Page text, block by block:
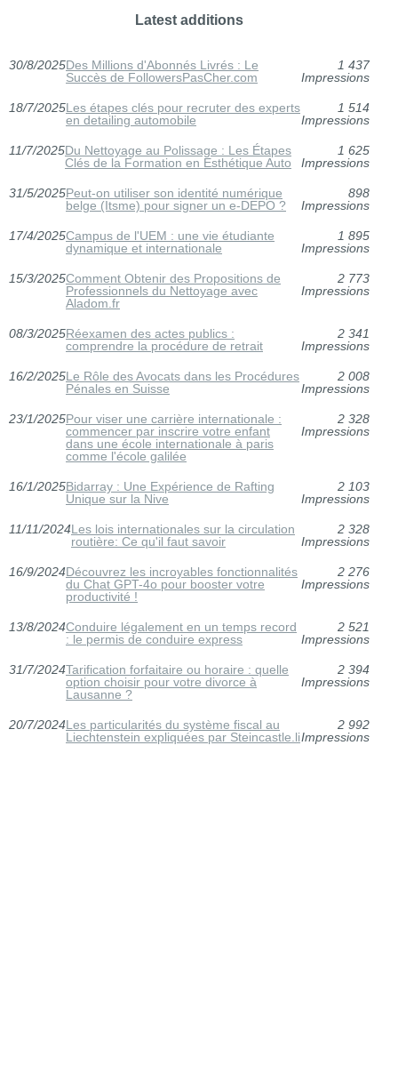
Latest additions
30/8/2025Des Millions d'Abonnés Livrés : Le
Succès de FollowersPasCher.com
1 437
Impressions
18/7/2025Les étapes clés pour recruter des experts
en detailing automobile
1 514
Impressions
11/7/2025Du Nettoyage au Polissage : Les Étapes
Clés de la Formation en Esthétique Auto
1 625
Impressions
31/5/2025Peut-on utiliser son identité numérique
belge (Itsme) pour signer un e-DEPO ?
898
Impressions
17/4/2025Campus de l'UEM : une vie étudiante
dynamique et internationale
1 895
Impressions
15/3/2025Comment Obtenir des Propositions de
Professionnels du Nettoyage avec
Aladom.fr
2 773
Impressions
08/3/2025Réexamen des actes publics :
comprendre la procédure de retrait
2 341
Impressions
16/2/2025Le Rôle des Avocats dans les Procédures
Pénales en Suisse
2 008
Impressions
23/1/2025Pour viser une carrière internationale :
commencer par inscrire votre enfant
dans une école internationale à paris
comme l'école galilée
2 328
Impressions
16/1/2025Bidarray : Une Expérience de Rafting
Unique sur la Nive
2 103
Impressions
11/11/2024Les lois internationales sur la circulation
routière: Ce qu'il faut savoir
2 328
Impressions
16/9/2024Découvrez les incroyables fonctionnalités
du Chat GPT-4o pour booster votre
productivité !
2 276
Impressions
13/8/2024Conduire légalement en un temps record
: le permis de conduire express
2 521
Impressions
31/7/2024Tarification forfaitaire ou horaire : quelle
option choisir pour votre divorce à
Lausanne ?
2 394
Impressions
20/7/2024Les particularités du système fiscal au
Liechtenstein expliquées par Steincastle.li
2 992
Impressions